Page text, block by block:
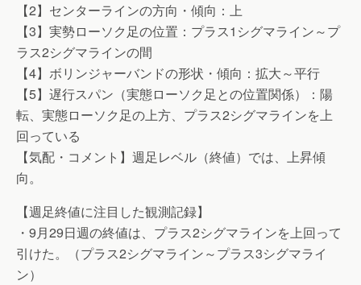
【2】センターラインの方向・傾向：上
【3】実勢ローソク足の位置：プラス1シグマライン～プ
ラス2シグマラインの間
【4】ボリンジャーバンドの形状・傾向：拡大～平行
【5】遅行スパン（実態ローソク足との位置関係）：陽
転、実態ローソク足の上方、プラス2シグマラインを上
回っている
【気配・コメント】週足レベル（終値）では、上昇傾
向。
【週足終値に注目した観測記録】
・9月29日週の終値は、プラス2シグマラインを上回って
引けた。（プラス2シグマライン～プラス3シグマライ
ン）